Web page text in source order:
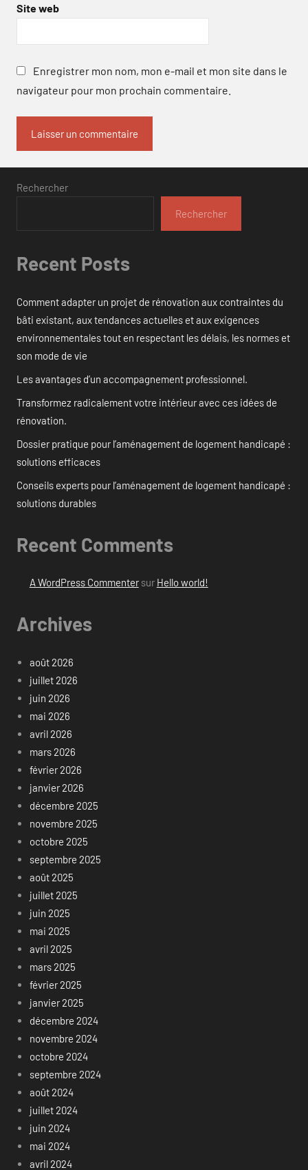
Site web
Enregistrer mon nom, mon e-mail et mon site dans le
navigateur pour mon prochain commentaire.
Rechercher
Rechercher
Recent Posts
Comment adapter un projet de rénovation aux contraintes du
bâti existant, aux tendances actuelles et aux exigences
environnementales tout en respectant les délais, les normes et
son mode de vie
Les avantages d’un accompagnement professionnel.
Transformez radicalement votre intérieur avec ces idées de
rénovation.
Dossier pratique pour l’aménagement de logement handicapé :
solutions efficaces
Conseils experts pour l’aménagement de logement handicapé :
solutions durables
Recent Comments
A WordPress Commentersur Hello world!
Archives
août 2026
juillet 2026
juin 2026
mai 2026
avril 2026
mars 2026
février 2026
janvier 2026
décembre 2025
novembre 2025
octobre 2025
septembre 2025
août 2025
juillet 2025
juin 2025
mai 2025
avril 2025
mars 2025
février 2025
janvier 2025
décembre 2024
novembre 2024
octobre 2024
septembre 2024
août 2024
juillet 2024
juin 2024
mai 2024
avril 2024